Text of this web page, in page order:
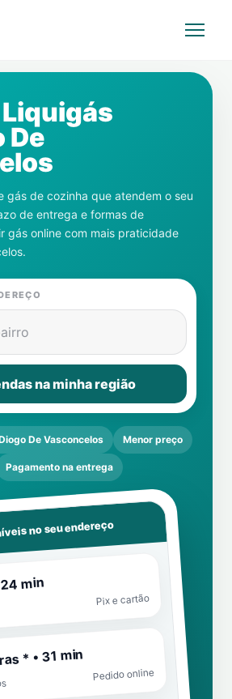
De
gás de cozinha que atendem o seu
de entrega e formas de
gás online com mais praticidade
.
na minha região
De Vasconcelos Menor preço
Pagamento na entrega
no seu endereço
min
Pix e cartão
* • 31 min
Pedido online